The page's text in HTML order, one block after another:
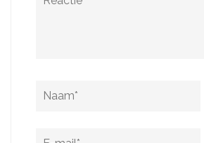
Naam
E-